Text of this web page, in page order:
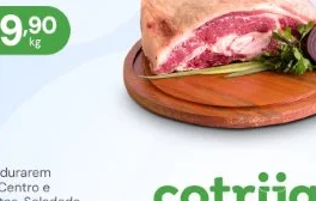
pelo seu falecimento.
ao Executivo para
meses ao executivo é de
forma mensal de acordo com